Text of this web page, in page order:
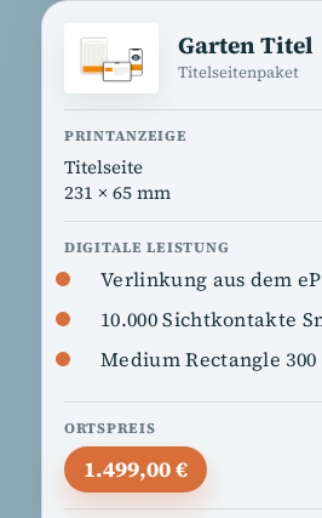
Garten Titel
Titelseitenpaket
Titelseite
231 × 65 mm
Verlinkung aus dem
10.000 Sichtkontakte
Medium Rectangle 300
1.499,00 €